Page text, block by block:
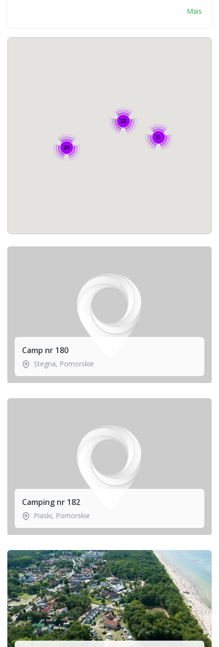
Mais
11
20
22
Camp nr 180
Stegna, Pomorskie
Camping nr 182
Piaski, Pomorskie